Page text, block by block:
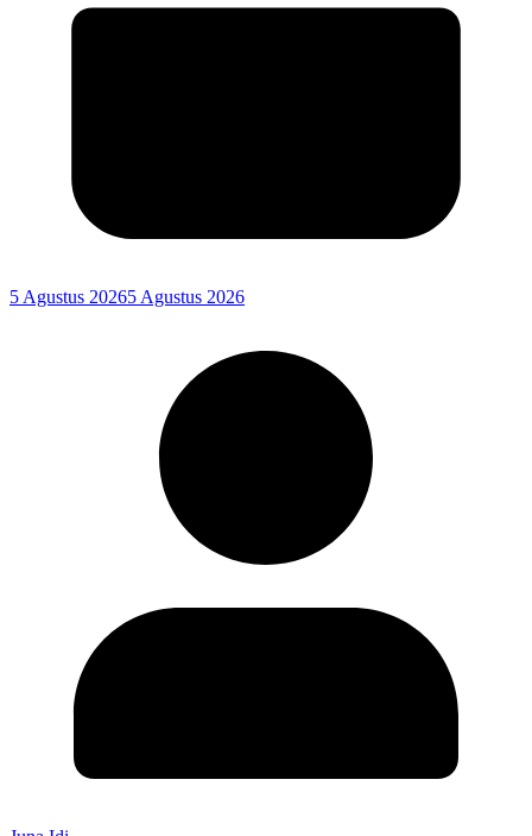
5 Agustus 20265 Agustus 2026